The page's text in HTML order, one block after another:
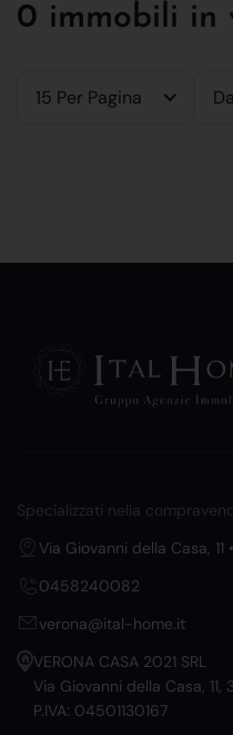
0 immobili in
15 Per Pagina
Specializzati nella
Via Giovanni della Casa, 11
0458240082
verona@ital-home.it
VERONA CASA 2021 SRL
Via Giovanni della Casa, 11,
P.IVA: 04501130167